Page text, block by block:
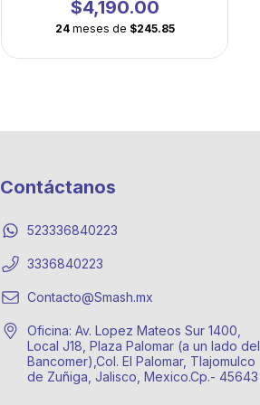
golpe
$4,190.00
24 meses de $245.85
Contáctanos
523336840223
3336840223
Contacto@Smash.mx
Oficina: Av. Lopez Mateos Sur 1400,
Local J18, Plaza Palomar (a un lado del
Bancomer),Col. El Palomar, Tlajomulco
de Zuñiga, Jalisco, Mexico.Cp.- 45643